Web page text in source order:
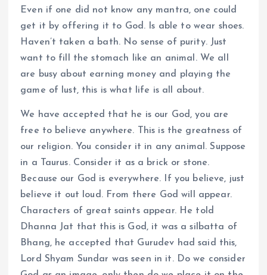
Even if one did not know any mantra, one could
get it by offering it to God. Is able to wear shoes.
Haven’t taken a bath. No sense of purity. Just
want to fill the stomach like an animal. We all
are busy about earning money and playing the
game of lust, this is what life is all about.
We have accepted that he is our God, you are
free to believe anywhere. This is the greatness of
our religion. You consider it in any animal. Suppose
in a Taurus. Consider it as a brick or stone.
Because our God is everywhere. If you believe, just
believe it out loud. From there God will appear.
Characters of great saints appear. He told
Dhanna Jat that this is God, it was a silbatta of
Bhang, he accepted that Gurudev had said this,
Lord Shyam Sundar was seen in it. Do we consider